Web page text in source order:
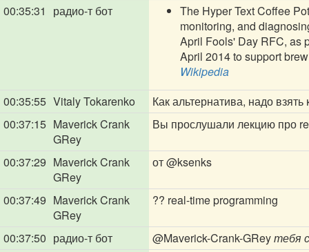
00:35:31 радио-т бот
The Hyper Text Coffee
monitoring, and
April Fools' Day RFC, as
April 2014 to support
Wikipedia
00:35:55 Vitaly Tokarenko
Как альтернатива, надо взять
00:37:15 Maverick Crank
GRey
Вы прослушали лекцию про
00:37:29 Maverick Crank
GRey
от@ksenks
00:37:49 Maverick Crank
GRey
?? real-time programming
00:37:50 радио-т бот @Maverick-Crank-GReyтебя